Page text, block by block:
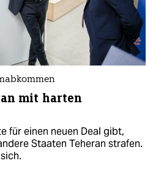
mit harten
für einen neuen Deal gibt,
Staaten Teheran strafen.